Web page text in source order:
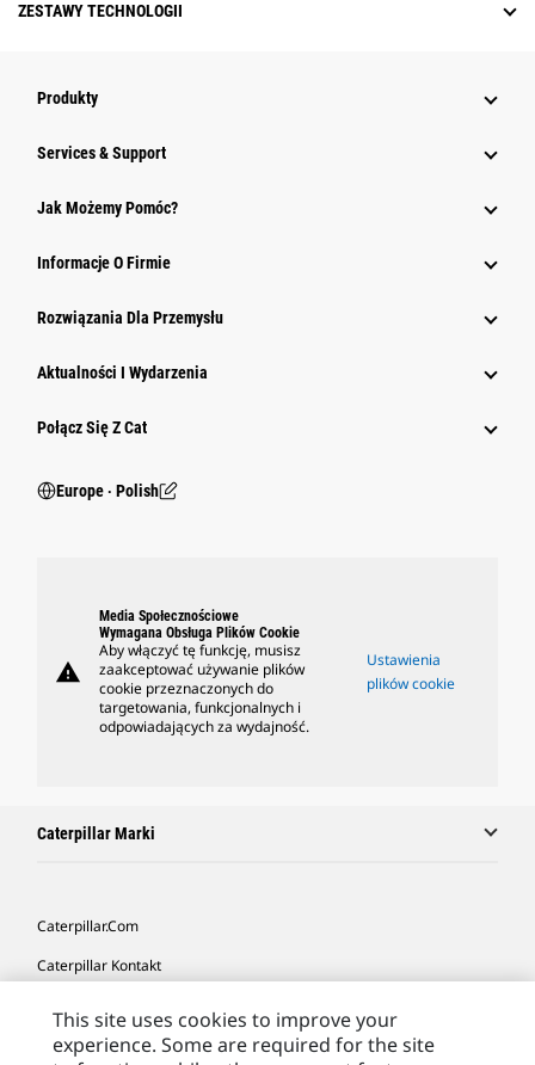
ZESTAWY TECHNOLOGII
Produkty
Services & Support
Jak Możemy Pomóc?
Informacje O Firmie
Rozwiązania Dla Przemysłu
Aktualności I Wydarzenia
Połącz Się Z Cat
Europe ‧ Polish
warning
Media Społecznościowe
Wymagana Obsługa Plików Cookie
Aby włączyć tę funkcję, musisz
zaakceptować używanie plików
cookie przeznaczonych do
targetowania, funkcjonalnych i
odpowiadających za wydajność.
Ustawienia
plików cookie
Caterpillar Marki
Caterpillar.com
Caterpillar Kontakt
Moje Preferencje Marketingowe
This site uses cookies to improve your
experience. Some are required for the site